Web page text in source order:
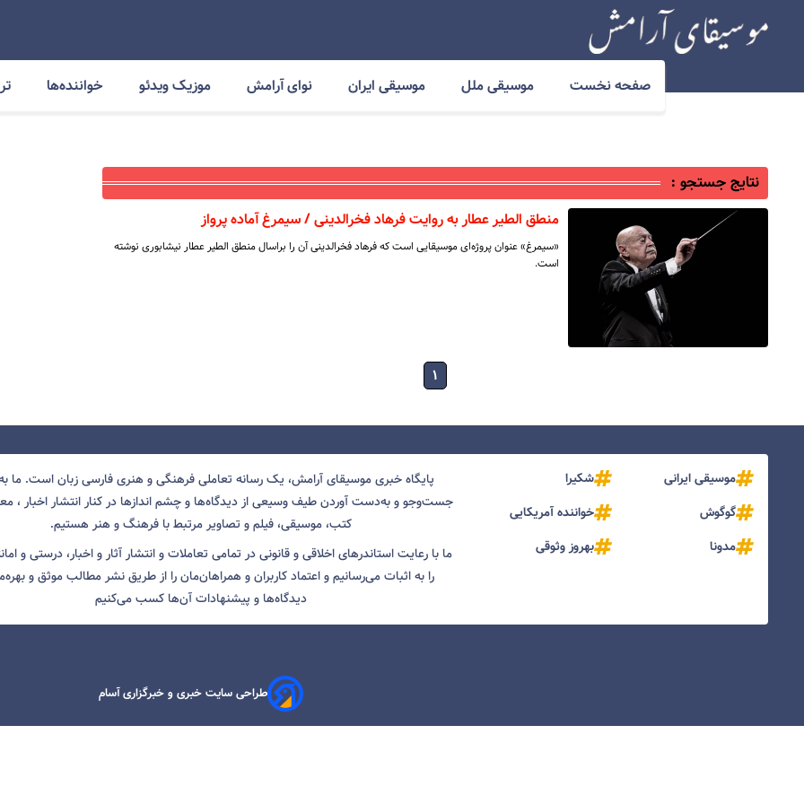
صفحه نخست موسیقی ملل موسیقی ایران نوای آرامش موزیک ویدئو خواننده‌ها
نتایج جستجو :
منطق الطیر عطار به روایت فرهاد فخرالدینی / سیمرغ آماده پرواز
«سیمرغ» عنوان پروژه‌ای موسیقایی است که فرهاد فخرالدینی آن را براسال منطق الطیر عطار نیشابوری نوشته
است.
۱
موسیقی ایرانی
شکیرا
گوگوش
خواننده آمریکایی
مدونا
بهروز وثوقی
پایگاه خبری موسیقای آرامش، یک رسانه تعاملی فرهنگی و هنری فارسی زبان است. ما
جست‌و‌جو و به‌دست آوردن طیف وسیعی از دیدگاه‌ها و چشم انداز‌ها در کنار انتشار اخبار ،
کتب، موسیقی، فیلم و تصاویر مرتبط با فرهنگ و هنر هستیم.
ما با رعایت استاندرهای اخلاقی و قانونی در تمامی تعاملات و انتشار آثار و اخبار، درستی و
را به اثبات می‌رسانیم و اعتماد کاربران و همراهان‌مان را از طریق نشر مطالب موثق و
دیدگاه‌ها و پیشنهادات آن‌ها کسب می‌کنیم
طراحی سایت خبری و خبرگزاری آسام